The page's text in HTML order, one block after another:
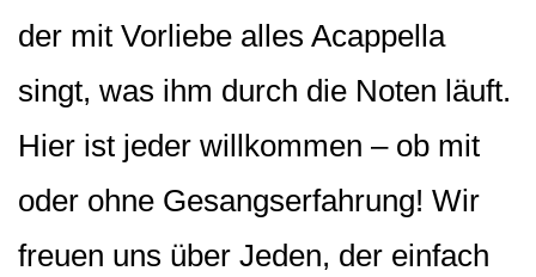
der mit Vorliebe alles Acappella
singt, was ihm durch die Noten läuft.
Hier ist jeder willkommen – ob mit
oder ohne Gesangserfahrung! Wir
freuen uns über Jeden, der einfach